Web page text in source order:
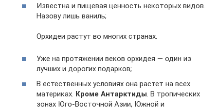
Известна и пищевая ценность некоторых видов.
Назову лишь ваниль;
Орхидеи растут во многих странах.
Уже на протяжении веков орхидея — один из
лучших и дорогих подарков;
В естественных условиях она растет на всех
материках. Кроме Антарктиды. В тропических
зонах Юго-Восточной Азии, Южной и